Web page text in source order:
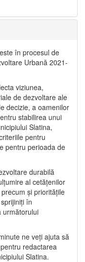
în procesul de
Urbană 2021‐
viziunea,
de dezvoltare ale
decizie, a oamenilor
stabilirea unui
Slatina,
pentru
pentru perioada de
durabilă
al cetățenilor
și prioritățile
în
următorului
ne veți ajuta să
redactarea
Slatina.